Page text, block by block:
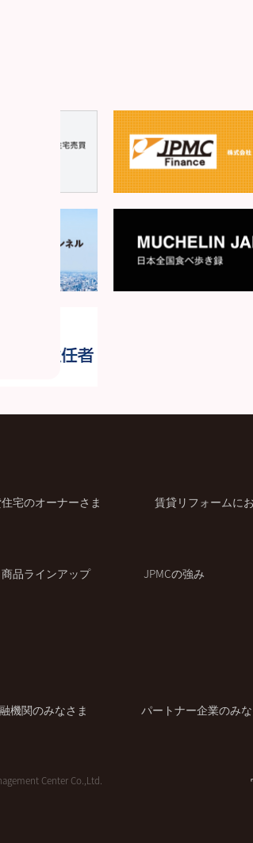
宅のオーナーさま 賃貸リフォームに
商品ラインアップ JPMCの強み
機関のみなさま パートナー企業のみ
Center Co.,Ltd.